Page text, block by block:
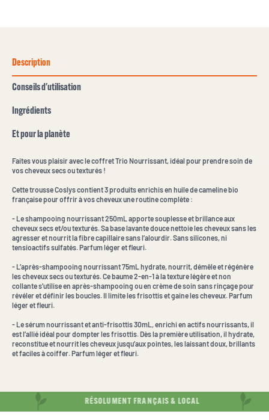
Description
Conseils d'utilisation
Ingrédients
Et pour la planète
Faites vous plaisir avec le coffret Trio Nourrissant, idéal pour prendre soin de
vos cheveux secs ou texturés !
Cette trousse Coslys contient 3 produits enrichis en huile de cameline bio
française pour offrir à vos cheveux une routine complète :
- Le shampooing nourrissant 250mL apporte souplesse et brillance aux
cheveux secs et/ou texturés. Sa base lavante douce nettoie les cheveux sans les
agresser et nourrit la fibre capillaire sans l’alourdir. Sans silicones, ni
tensioactifs sulfatés. Parfum léger et fleuri.
- L’après-shampooing nourrissant 75mL hydrate, nourrit, démêle et régénère
les cheveux secs ou texturés. Ce baume 2-en-1 à la texture légère et non
collante s’utilise en après-shampooing ou en crème de soin sans rinçage pour
révéler et définir les boucles. Il limite les frisottis et gaine les cheveux. Parfum
léger et fleuri.
- Le sérum nourrissant et anti-frisottis 30mL, enrichi en actifs nourrissants, il
est l’allié idéal pour dompter les frisottis. Dès la première utilisation, il hydrate,
reconstitue et nourrit les cheveux jusqu’aux pointes, les laissant doux, brillants
et faciles à coiffer. Parfum léger et fleuri.
RÉSOLUMENT FRANÇAIS & LOCAL